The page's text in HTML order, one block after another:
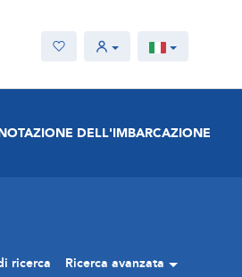
DELL'IMBARCAZIONE
ricerca Ricerca avanzata